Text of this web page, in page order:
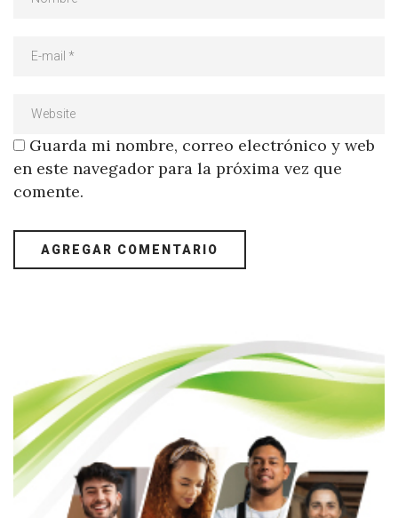
Guarda mi nombre, correo electrónico y web
en este navegador para la próxima vez que
comente.